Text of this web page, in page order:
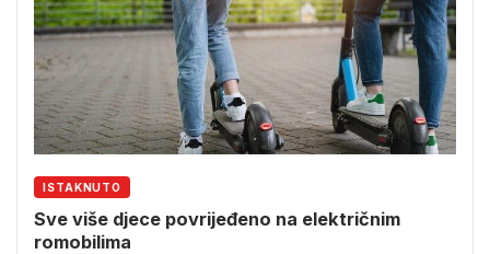
ISTAKNUTO
Sve više djece povrijeđeno na električnim
romobilima